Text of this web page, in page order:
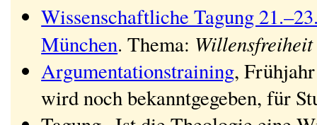
Wissenschaftliche Tagung
München. Thema:
Argumentationstraining,
wird noch bekanntgegeben, für